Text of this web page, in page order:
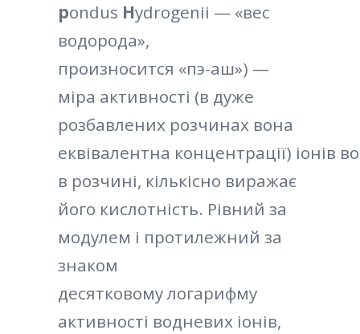
pondus Hydrogenii — «вес
водорода»,
произносится «пэ-аш») —
міра активності (в дуже
розбавлених розчинах вона
еквівалентна концентрації) іонів
в розчині, кількісно виражає
його кислотність. Рівний за
модулем і протилежний за
знаком
десятковому логарифму
активності водневих іонів,